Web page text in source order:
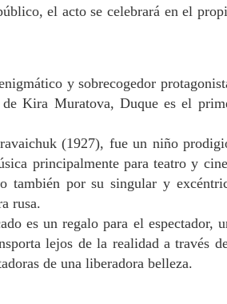
el acto se celebrará en el
y sobrecogedor
Kira Muratova, Duque es el
(1927), fue un niño
principalmente para teatro y
por su singular y
rusa.
es un regalo para el
lejos de la realidad a través
de una liberadora belleza.